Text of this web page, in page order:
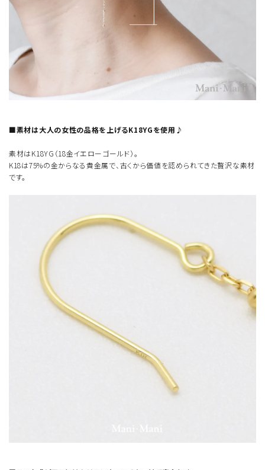
■素材は大人の女性の品格を上げるK18YGを使用♪
素材はK18YG（18金イエローゴールド）。
K18は75%の金からなる貴金属で、古くから価値を認められてきた贅沢な素材
です。